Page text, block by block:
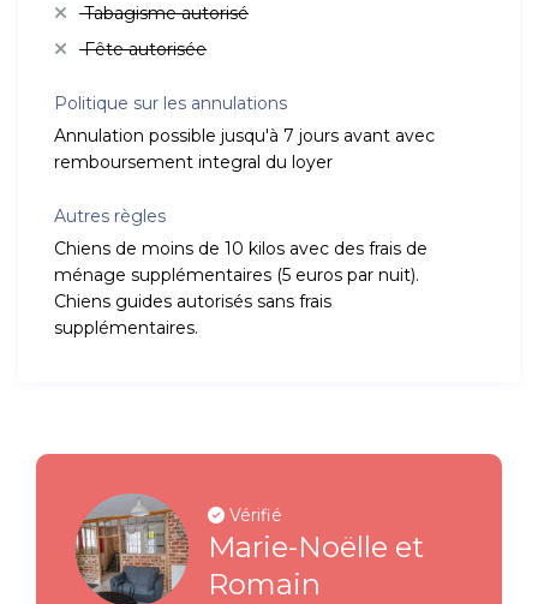
Tabagisme autorisé
Fête autorisée
Politique sur les annulations
Annulation possible jusqu'à 7 jours avant avec
remboursement integral du loyer
Autres règles
Chiens de moins de 10 kilos avec des frais de
ménage supplémentaires (5 euros par nuit).
Chiens guides autorisés sans frais
supplémentaires.
Vérifié
Marie-Noëlle et
Romain